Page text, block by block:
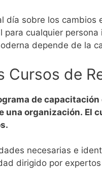
día sobre los
cualquier
depende de la
Cursos de
de
una organización. El
necesarias e
dirigido por